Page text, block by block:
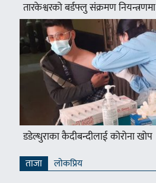
तारकेश्वरको बर्डफ्लु संक्रमण नियन्त्रणमा
डडेल्धुराका कैदीबन्दीलाई कोरोना खोप
ताजा लाेकप्रिय